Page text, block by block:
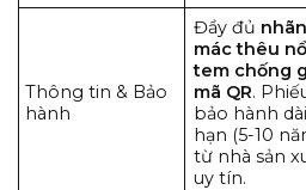
Thông tin & Bảo
hành
Đầy đủ nhãn
mác thêu
tem chống
mã QR.
bảo hành dài
hạn (5-10
từ nhà sản
uy tín.